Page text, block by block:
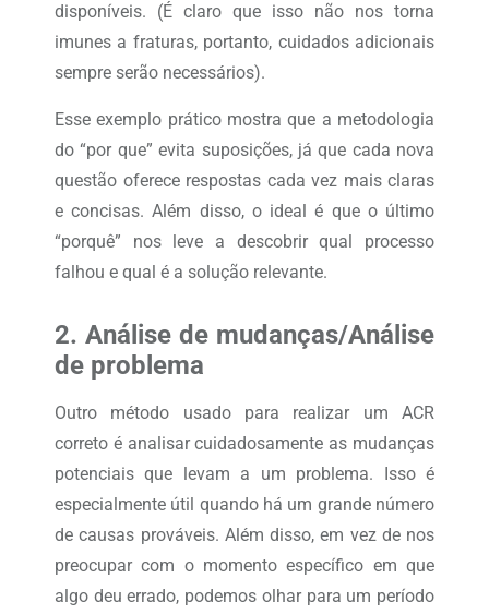
disponíveis. (É claro que isso não nos torna
imunes a fraturas, portanto, cuidados adicionais
sempre serão necessários).
Esse exemplo prático mostra que a metodologia
do “por que” evita suposições, já que cada nova
questão oferece respostas cada vez mais claras
e concisas. Além disso, o ideal é que o último
“porquê” nos leve a descobrir qual processo
falhou e qual é a solução relevante.
2. Análise de mudanças/Análise
de problema
Outro método usado para realizar um ACR
correto é analisar cuidadosamente as mudanças
potenciais que levam a um problema. Isso é
especialmente útil quando há um grande número
de causas prováveis. Além disso, em vez de nos
preocupar com o momento específico em que
algo deu errado, podemos olhar para um período